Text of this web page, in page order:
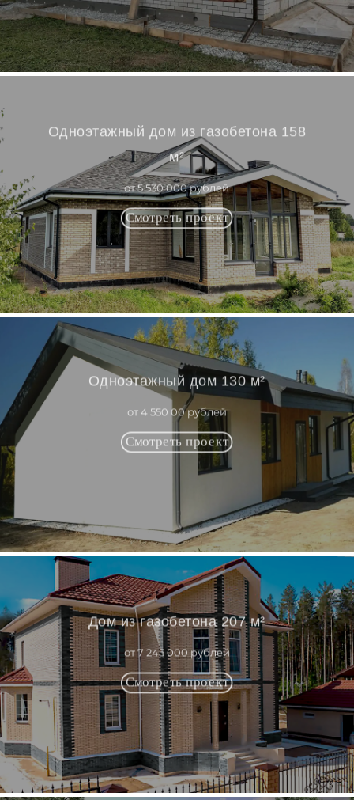
Одноэтажный дом из газобетона 158
м²
от 5 530 000 рублей
Одноэтажный дом 130 м²
от 4 550 00 рублей
Дом из газобетона 207 м²
от 7 245 000 рублей